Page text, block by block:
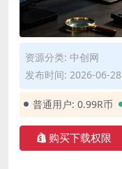
资源分类: 中创网
发布时间: 2026-06-28
普通用户: 0.99R币
购买下载权限